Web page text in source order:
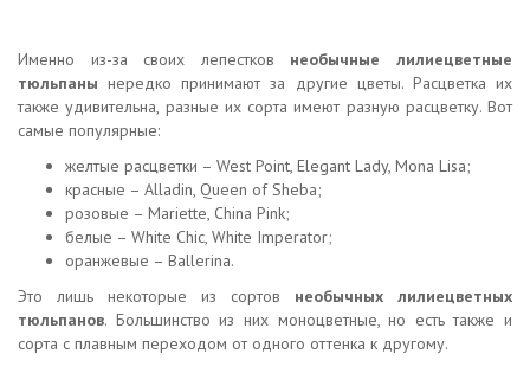
Именно из-за своих лепестков необычные лилиецветные
тюльпаны нередко принимают за другие цветы. Расцветка их
также удивительна, разные их сорта имеют разную расцветку. Вот
самые популярные:
желтые расцветки – West Point, Elegant Lady, Mona Lisa;
красные – Alladin, Queen of Sheba;
розовые – Mariette, China Pink;
белые – White Chic, White Imperator;
оранжевые – Ballerina.
Это лишь некоторые из сортов необычных лилиецветных
тюльпанов. Большинство из них моноцветные, но есть также и
сорта с плавным переходом от одного оттенка к другому.